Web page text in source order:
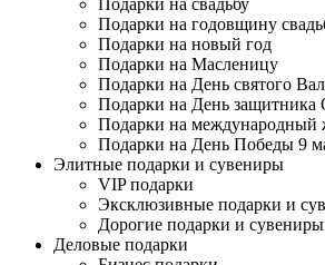
Подарки на свадьбу
Подарки на годовщину
Подарки на новый год
Подарки на Масленицу
Подарки на День святого
Подарки на День защитника
Подарки на международный
Подарки на День Победы 9
Элитные подарки и сувениры
VIP подарки
Эксклюзивные подарки и
Дорогие подарки и сувениры
Деловые подарки